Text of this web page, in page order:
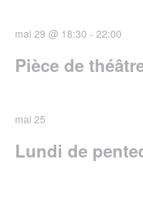
mai 29 @ 18:30 -22:00
Pièce de
mai 25
Lundi de